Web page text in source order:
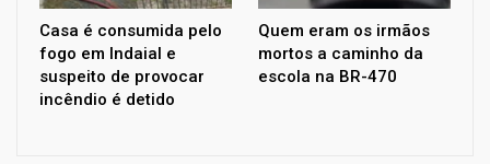
Casa é consumida pelo
fogo em Indaial e
suspeito de provocar
incêndio é detido
Quem eram os irmãos
mortos a caminho da
escola na BR-470